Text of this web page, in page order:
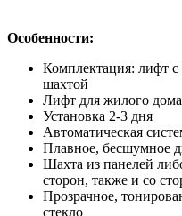
Особенности:
Комплектация: лифт
шахтой
Лифт для жилого дома
Установка 2-3 дня
Автоматическая
Плавное, бесшумное
Шахта из панелей
сторон, также и со
Прозрачное,
стекло